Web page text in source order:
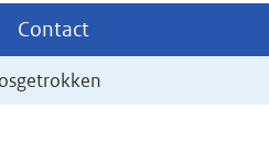
Contact
Uitklappen